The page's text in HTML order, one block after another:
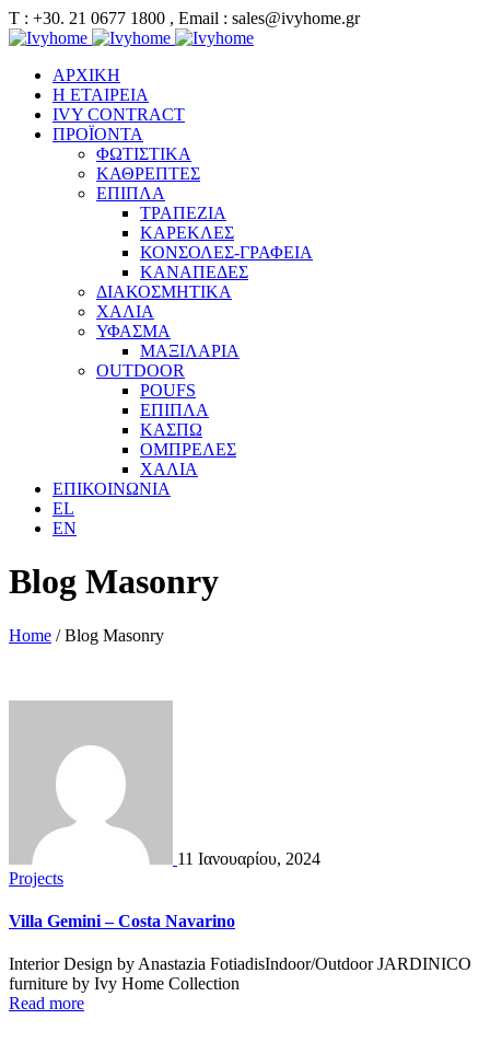
Τ : +30. 21 0677 1800 , Email : sales@ivyhome.gr
ΑΡΧΙΚΗ
Η ΕΤΑΙΡΕΙΑ
IVY CONTRACT
ΠΡΟΪΟΝΤΑ
ΦΩΤΙΣΤΙΚΑ
ΚΑΘΡΕΠΤΕΣ
ΕΠΙΠΛΑ
ΤΡΑΠΕΖΙΑ
ΚΑΡΕΚΛΕΣ
ΚΟΝΣΟΛΕΣ-ΓΡΑΦΕΙΑ
ΚΑΝΑΠΕΔΕΣ
ΔΙΑΚΟΣΜΗΤΙΚΑ
ΧΑΛΙΑ
ΥΦΑΣΜΑ
ΜΑΞΙΛΑΡΙΑ
OUTDOOR
POUFS
ΕΠΙΠΛΑ
ΚΑΣΠΩ
ΟΜΠΡΕΛΕΣ
ΧΑΛΙΑ
ΕΠΙΚΟΙΝΩΝΙΑ
EL
EN
Blog Masonry
Home / Blog Masonry
11 Ιανουαρίου, 2024
Projects
Villa Gemini – Costa Navarino
Interior Design by Anastazia FotiadisIndoor/Outdoor JARDINICO
furniture by Ivy Home Collection
Read more